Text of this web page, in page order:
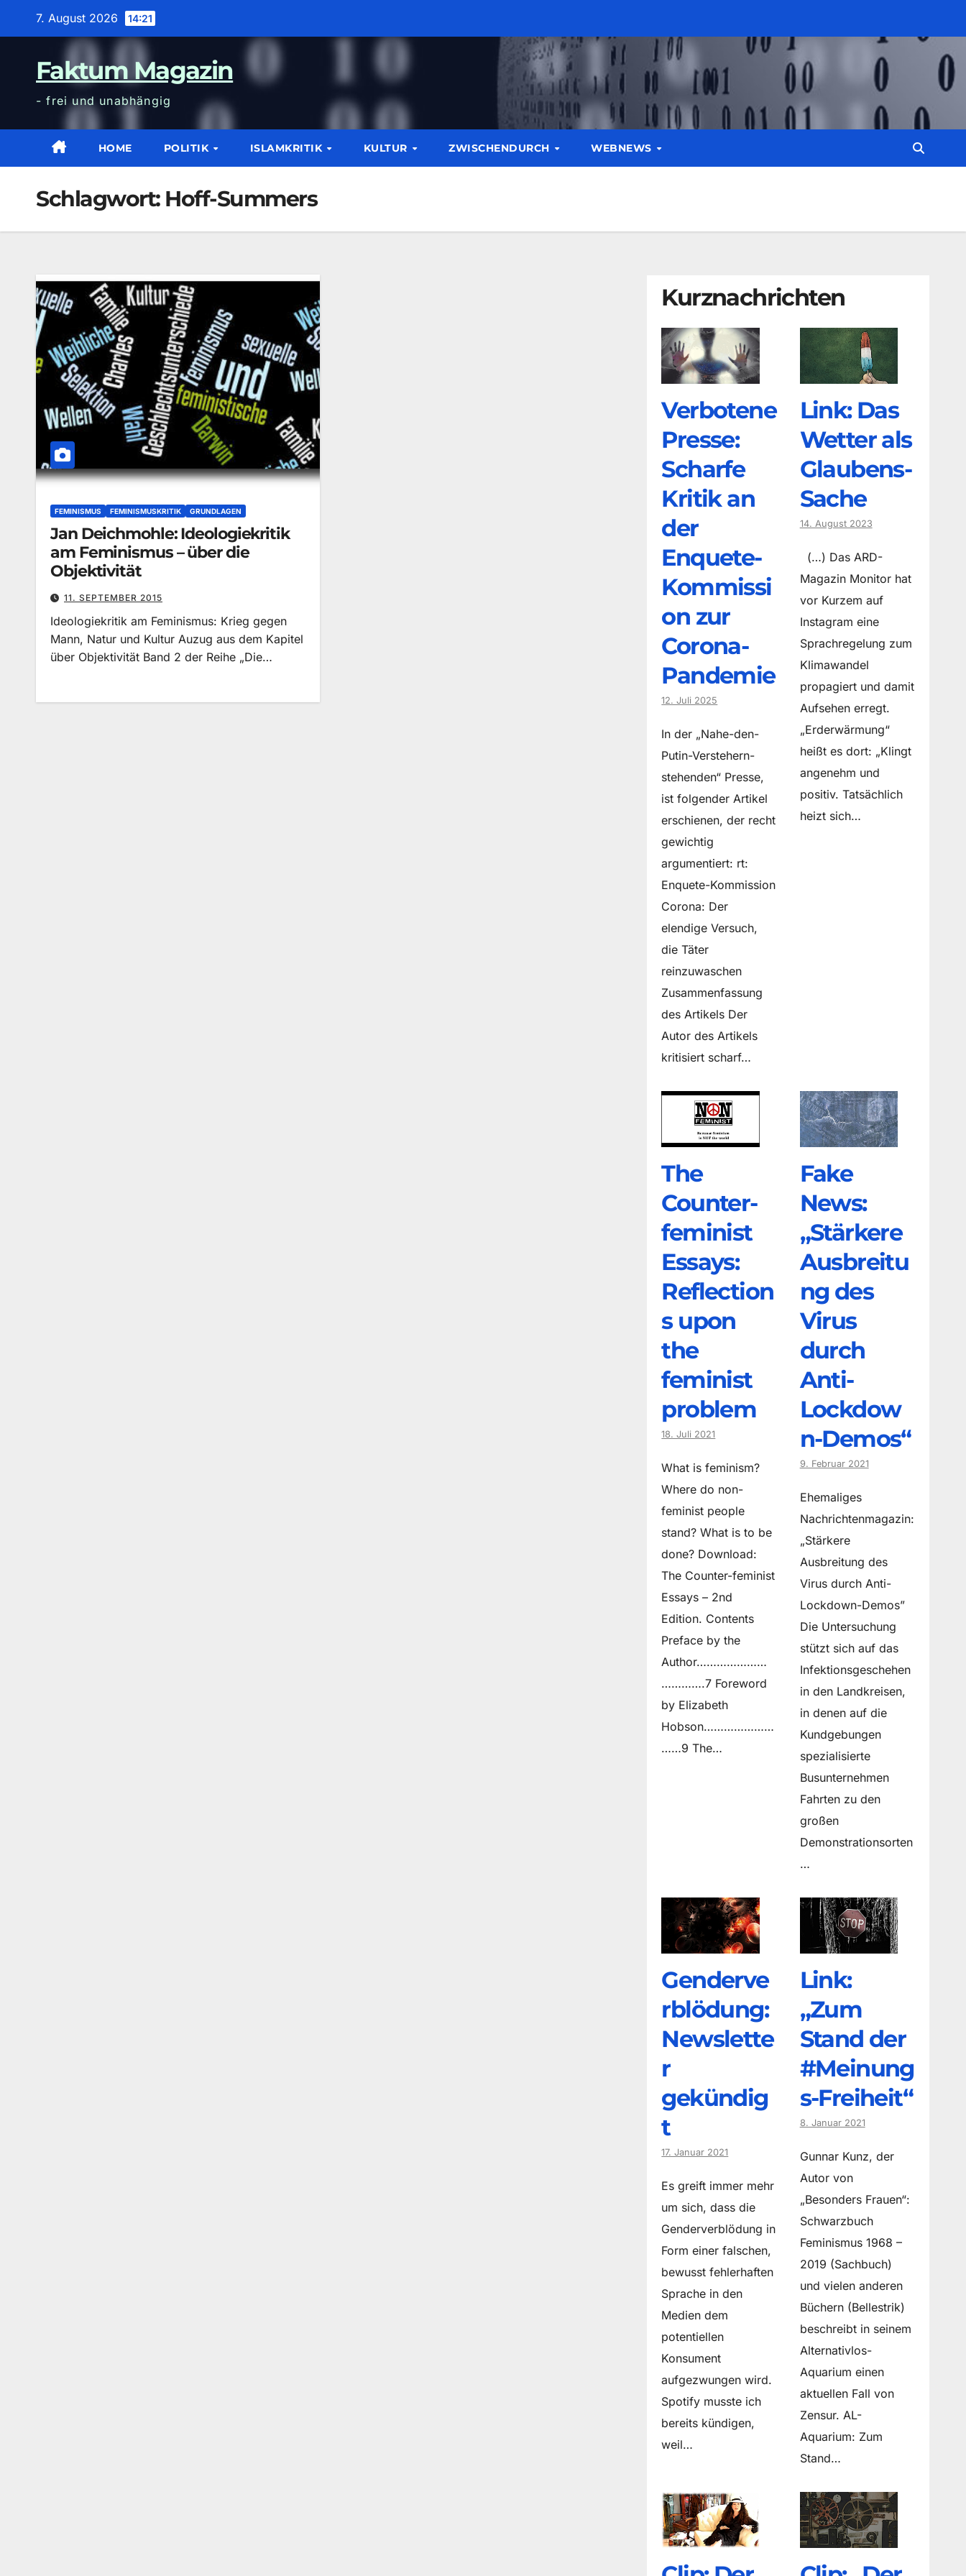
7. August 2026 14:21
Faktum Magazin
- frei und unabhängig
HOME POLITIK ISLAMKRITIK KULTUR ZWISCHENDURCH WEBNEWS
Schlagwort: Hoff-Summers
FEMINISMUS FEMINISMUSKRITIK GRUNDLAGEN
Jan Deichmohle: Ideologiekritik
am Feminismus – über die
Objektivität
11. SEPTEMBER 2015
Ideologiekritik am Feminismus: Krieg gegen
Mann, Natur und Kultur Auzug aus dem Kapitel
über Objektivität Band 2 der Reihe „Die…
Kurznachrichten
Verbotene
Presse:
Scharfe
Kritik an
der
Enquete-
Kommissi
on zur
Corona-
Pandemie
12. Juli 2025
In der „Nahe-den-
Putin-Verstehern-
stehenden“ Presse,
ist folgender Artikel
erschienen, der recht
gewichtig
argumentiert: rt:
Enquete-Kommission
Corona: Der
elendige Versuch,
die Täter
reinzuwaschen
Zusammenfassung
des Artikels Der
Autor des Artikels
kritisiert scharf…
Link: Das
Wetter als
Glaubens-
Sache
14. August 2023
(…) Das ARD-
Magazin Monitor hat
vor Kurzem auf
Instagram eine
Sprachregelung zum
Klimawandel
propagiert und damit
Aufsehen erregt.
„Erderwärmung“
heißt es dort: „Klingt
angenehm und
positiv. Tatsächlich
heizt sich…
The
Counter­
feminist
Essays:
Reflection
s upon
the
feminist
problem
18. Juli 2021
What is feminism?
Where do non­
feminist people
stand? What is to be
done? Download:
The Counter-feminist
Essays – 2nd
Edition. Contents
Preface by the
Author…………………
………….7 Foreword
by Elizabeth
Hobson…………………
……9 The…
Fake
News:
„Stärkere
Ausbreitu
ng des
Virus
durch
Anti-
Lockdow
n-Demos“
9. Februar 2021
Ehemaliges
Nachrichtenmagazin:
„Stärkere
Ausbreitung des
Virus durch Anti-
Lockdown-Demos”
Die Untersuchung
stützt sich auf das
Infektionsgeschehen
in den Landkreisen,
in denen auf die
Kundgebungen
spezialisierte
Busunternehmen
Fahrten zu den
großen
Demonstrationsorten
…
Genderve
rblödung:
Newslette
r
gekündig
t
17. Januar 2021
Es greift immer mehr
um sich, dass die
Genderverblödung in
Form einer falschen,
bewusst fehlerhaften
Sprache in den
Medien dem
potentiellen
Konsument
aufgezwungen wird.
Spotify musste ich
bereits kündigen,
weil…
Link:
„Zum
Stand der
#Meinung
s-Freiheit“
8. Januar 2021
Gunnar Kunz, der
Autor von
„Besonders Frauen“:
Schwarzbuch
Feminismus 1968 –
2019 (Sachbuch)
und vielen anderen
Büchern (Bellestrik)
beschreibt in seinem
Alternativlos-
Aquarium einen
aktuellen Fall von
Zensur. AL-
Aquarium: Zum
Stand…